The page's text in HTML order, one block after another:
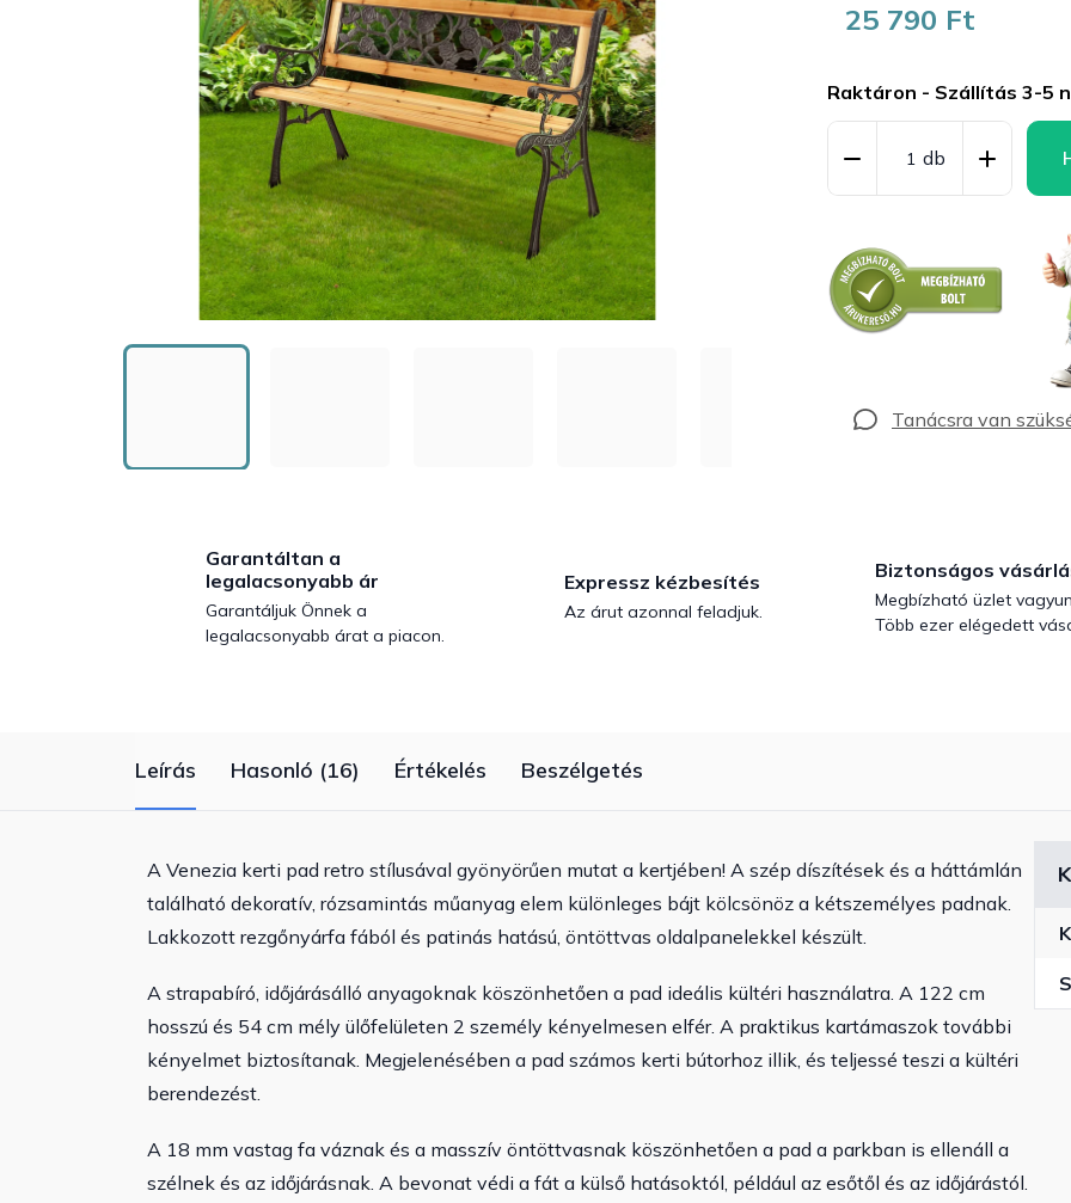
25 790 Ft
Raktáron - Szállítás 3-5
Garantáltan a
legalacsonyabb ár
Garantáljuk Önnek a
legalacsonyabb árat a piacon.
Expressz kézbesítés
Az árut azonnal feladjuk.
Biztonságos
Megbízható üzlet
Több ezer elégedett
Leírás Hasonló (16) Értékelés Beszélgetés
A Venezia kerti pad retro stílusával gyönyörűen mutat a kertjében! A szép díszítések és a háttámlán
található dekoratív, rózsamintás műanyag elem különleges bájt kölcsönöz a kétszemélyes padnak.
Lakkozott rezgőnyárfa fából és patinás hatású, öntöttvas oldalpanelekkel készült.
A strapabíró, időjárásálló anyagoknak köszönhetően a pad ideális kültéri használatra. A 122 cm
hosszú és 54 cm mély ülőfelületen 2 személy kényelmesen elfér. A praktikus kartámaszok további
kényelmet biztosítanak. Megjelenésében a pad számos kerti bútorhoz illik, és teljessé teszi a kültéri
berendezést.
A 18 mm vastag fa váznak és a masszív öntöttvasnak köszönhetően a pad a parkban is ellenáll a
szélnek és az időjárásnak. A bevonat védi a fát a külső hatásoktól, például az esőtől és az időjárástól.